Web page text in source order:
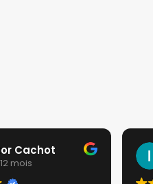
Cachot
mois